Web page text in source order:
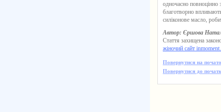
одночасно повноцінно
благотворно
силіконове масло,
Автор: Єршова
Стаття захищена
жіночий сайт
Повернутися на
Повернутися до